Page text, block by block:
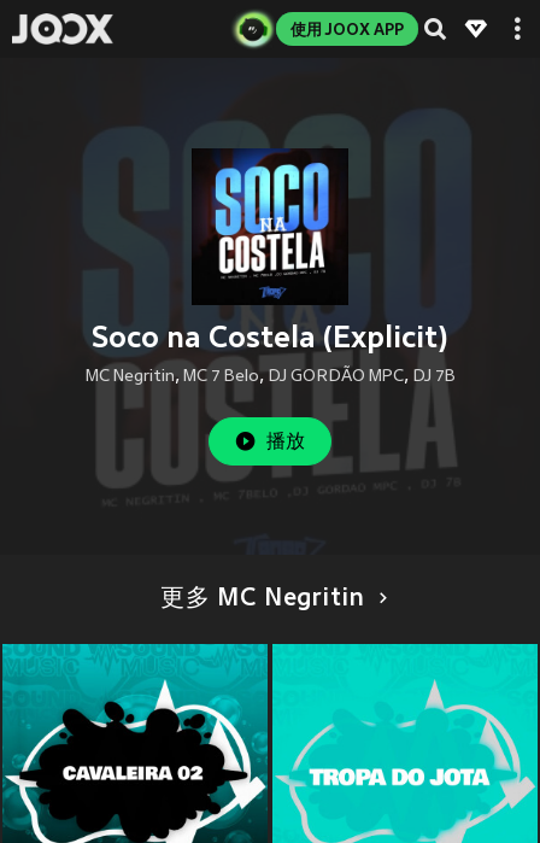
使用 JOOX APP
Soco na Costela (Explicit)
MC Negritin, MC 7 Belo,DJ GORDÃO MPC, DJ 7B
播放
更多 MC Negritin